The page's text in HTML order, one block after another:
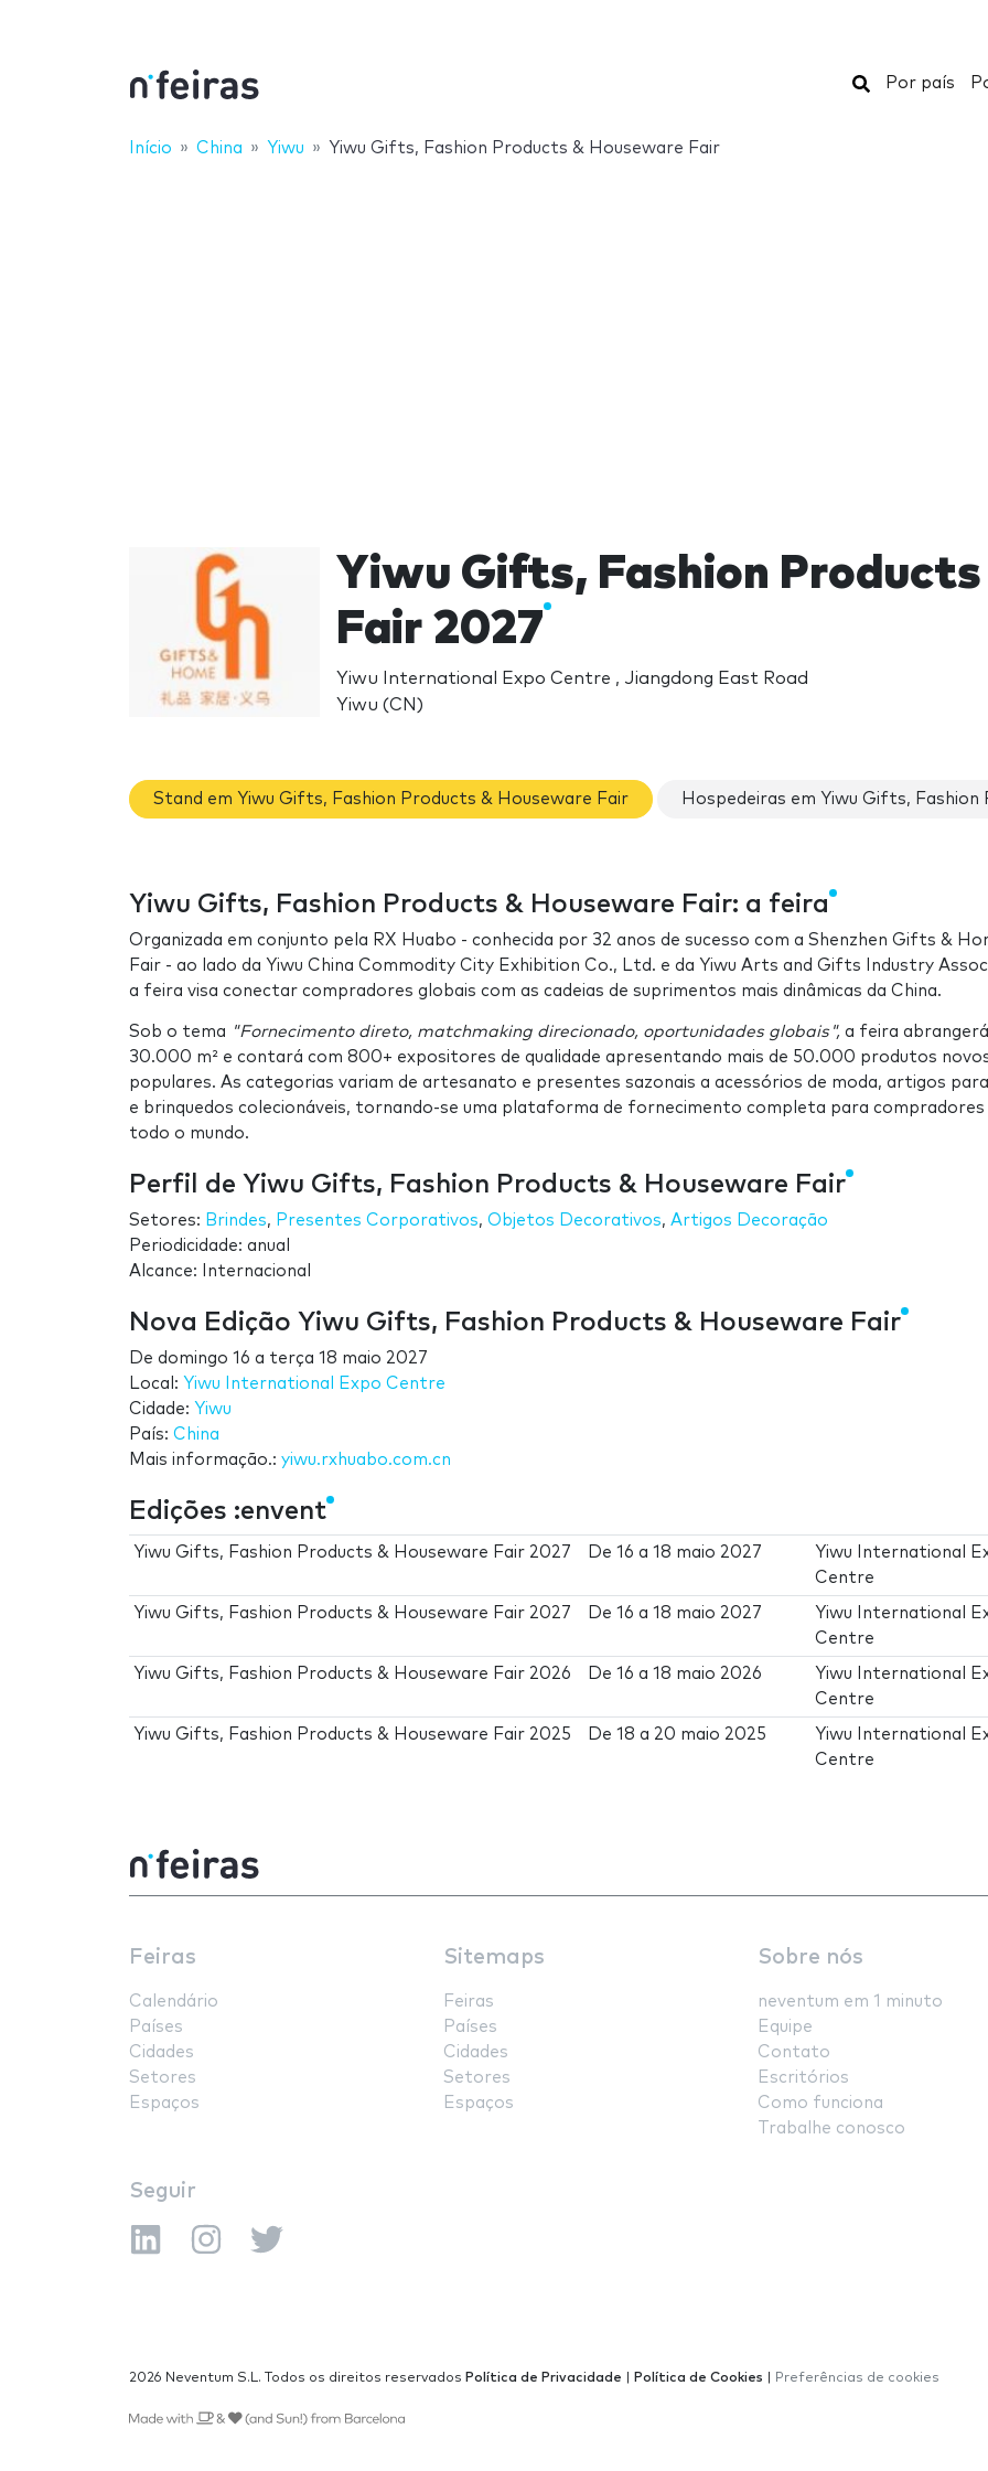
Buscar
Por país
Início China Yiwu Yiwu Gifts, Fashion Products & Houseware Fair
Yiwu Gifts, Fashion
Fair 2027
Yiwu International Expo Centre , Jiangdong East Road
Yiwu (CN)
Stand em Yiwu Gifts, Fashion Products & Houseware Fair Hospedeiras em Yiwu Gifts,
Yiwu Gifts, Fashion Products & Houseware Fair: a feira
Organizada em conjunto pela RX Huabo - conhecida por 32 anos de sucesso com a Shenzhen Gifts &
Fair - ao lado da Yiwu China Commodity City Exhibition Co., Ltd. e da Yiwu Arts and Gifts Industry
a feira visa conectar compradores globais com as cadeias de suprimentos mais dinâmicas da China.
Sob o tema "Fornecimento direto, matchmaking direcionado, oportunidades globais", a feira abrangerá
30.000 m² e contará com 800+ expositores de qualidade apresentando mais de 50.000 produtos
populares. As categorias variam de artesanato e presentes sazonais a acessórios de moda, artigos
e brinquedos colecionáveis, tornando-se uma plataforma de fornecimento completa para compradores
todo o mundo.
Perfil de Yiwu Gifts, Fashion Products & Houseware Fair
Setores: Brindes, Presentes Corporativos, Objetos Decorativos, Artigos Decoração
Periodicidade: anual
Alcance: Internacional
Nova Edição Yiwu Gifts, Fashion Products & Houseware Fair
De domingo 16 a terça 18 maio 2027
Local: Yiwu International Expo Centre
Cidade: Yiwu
País: China
Mais informação.: yiwu.rxhuabo.com.cn
Edições :envent
Yiwu Gifts, Fashion Products & Houseware Fair 2027 De16 a18 maio 2027
Yiwu International
Centre
Yiwu Gifts, Fashion Products & Houseware Fair 2027 De16 a18 maio 2027
Yiwu International
Centre
Yiwu Gifts, Fashion Products & Houseware Fair 2026 De16 a18 maio 2026
Yiwu International
Centre
Yiwu Gifts, Fashion Products & Houseware Fair 2025 De18 a 20 maio 2025
Yiwu International
Centre
Feiras
Calendário
Países
Cidades
Setores
Espaços
Sitemaps
Feiras
Países
Cidades
Setores
Espaços
Sobre nós
neventum em 1 minuto
Equipe
Contato
Escritórios
Como funciona
Trabalhe conosco
Seguir
2026 Neventum S.L. Todos os direitos reservados Política de Privacidade Política de Cookies Preferências de cookies